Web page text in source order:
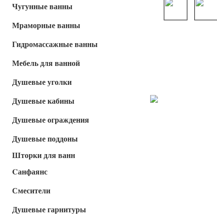
Чугунные ванны
Мраморные ванны
Гидромассажные ванны
Мебель для ванной
Душевые уголки
Душевые кабины
Душевые ограждения
Душевые поддоны
Шторки для ванн
Cанфаянс
Смесители
Душевые гарнитуры